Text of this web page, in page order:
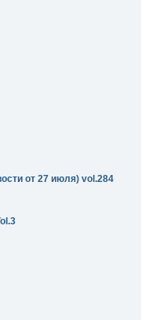
от 27 июля) vol.284